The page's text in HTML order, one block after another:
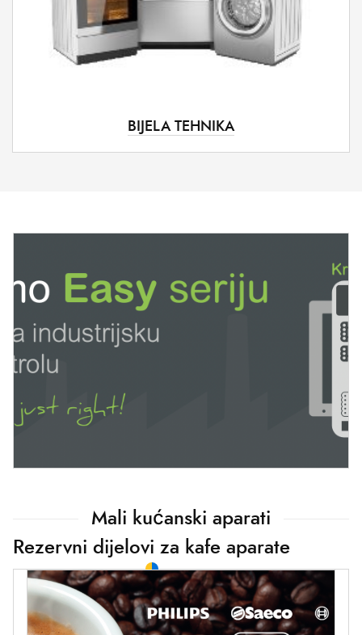
BIJELA TEHNIKA
Mali kućanski aparati
Rezervni dijelovi za kafe aparate